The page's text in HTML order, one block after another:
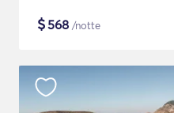
$568 /notte